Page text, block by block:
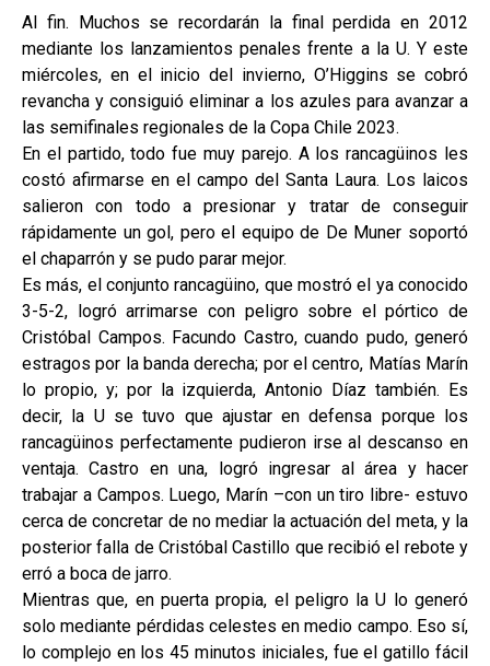
Al fin. Muchos se recordarán la final perdida en 2012
mediante los lanzamientos penales frente a la U. Y este
miércoles, en el inicio del invierno, O’Higgins se cobró
revancha y consiguió eliminar a los azules para avanzar a
las semifinales regionales de la Copa Chile 2023.
En el partido, todo fue muy parejo. A los rancagüinos les
costó afirmarse en el campo del Santa Laura. Los laicos
salieron con todo a presionar y tratar de conseguir
rápidamente un gol, pero el equipo de De Muner soportó
el chaparrón y se pudo parar mejor.
Es más, el conjunto rancagüino, que mostró el ya conocido
3-5-2, logró arrimarse con peligro sobre el pórtico de
Cristóbal Campos. Facundo Castro, cuando pudo, generó
estragos por la banda derecha; por el centro, Matías Marín
lo propio, y; por la izquierda, Antonio Díaz también. Es
decir, la U se tuvo que ajustar en defensa porque los
rancagüinos perfectamente pudieron irse al descanso en
ventaja. Castro en una, logró ingresar al área y hacer
trabajar a Campos. Luego, Marín –con un tiro libre- estuvo
cerca de concretar de no mediar la actuación del meta, y la
posterior falla de Cristóbal Castillo que recibió el rebote y
erró a boca de jarro.
Mientras que, en puerta propia, el peligro la U lo generó
solo mediante pérdidas celestes en medio campo. Eso sí,
lo complejo en los 45 minutos iniciales, fue el gatillo fácil